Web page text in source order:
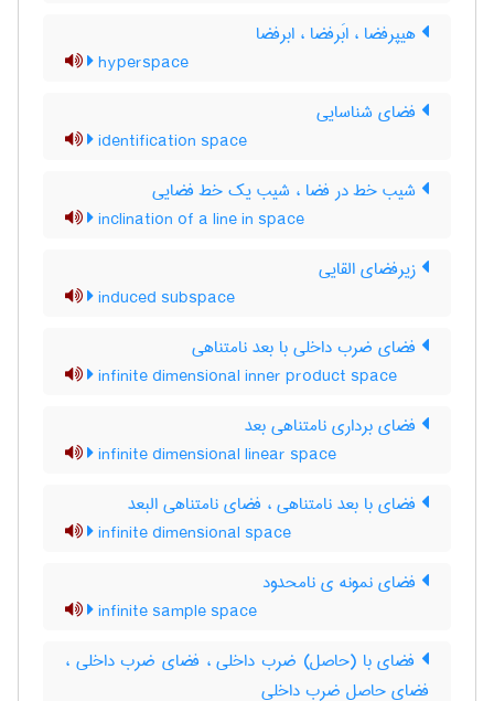
هیپرفضا ، ابَرفضا ، ابرفضا
hyperspace
فضای شناسایی
identification space
شیب خط در فضا ، شیب یک خط فضایی
inclination of a line in space
زیرفضای القایی
induced subspace
فضای ضرب داخلی با بعد نامتناهی
infinite dimensional inner product space
فضای برداری نامتناهی بعد
infinite dimensional linear space
فضای با بعد نامتناهی ، فضای نامتناهی البعد
infinite dimensional space
فضای نمونه ی نامحدود
infinite sample space
فضای با (حاصل) ضرب داخلی ، فضای ضرب داخلی ،
فضای حاصل ضرب داخلی